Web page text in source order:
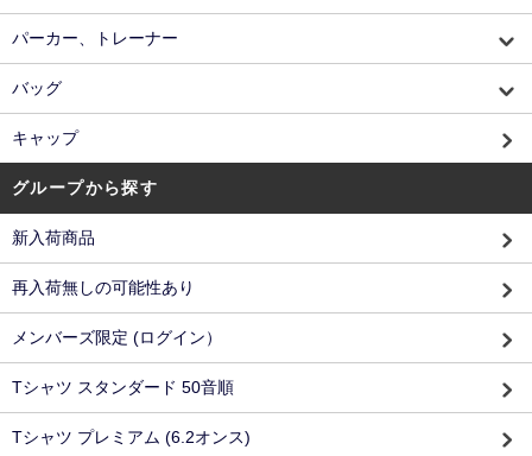
パーカー、トレーナー
バッグ
キャップ
グループから探す
新入荷商品
再入荷無しの可能性あり
メンバーズ限定 (ログイン）
Tシャツ スタンダード 50音順
Tシャツ プレミアム (6.2オンス)